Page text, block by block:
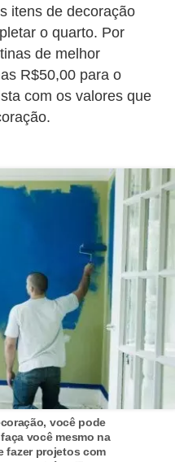
itens de decoração
o quarto. Por
de melhor
R$50,00 para o
com os valores que
você pode
você mesmo na
fazer projetos com